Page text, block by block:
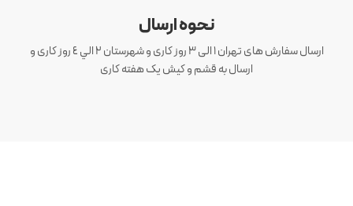
نحوه ارسال
ارسال سفارش های تهران 1 الی 3 روز کاری و شهرستان ٢ الي ٤ روز کاری و
ارسال به قشم و کیش یک هفته کاری